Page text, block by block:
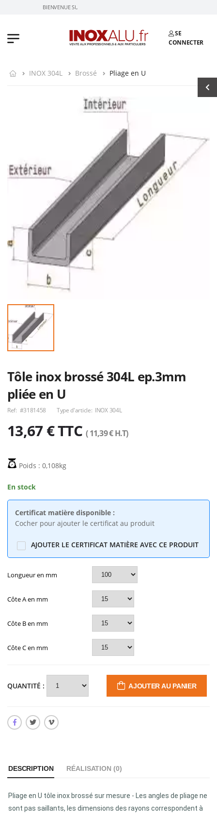
BIENVENUE SUR INOXALU.FR
SE
CONNECTER
INOX 304L Brossé Pliage en U
15 ALU6060
Rond 30 mm
16,10€
2000X1000X4/5,5
1TOLE
2,32€
1,82€
pliée en U
1,52€
Tôle inox brossé 304L ep.3mm
pliée en U
Ref: #3181458 Type d'article: INOX 304L
13,67 € TTC ( 11,39 € H.T)
Poids : 0,108kg
En stock
Certificat matière disponible :
Cocher pour ajouter le certificat au produit
AJOUTER LE CERTIFICAT MATIÈRE AVEC CE PRODUIT
QUANTITÉ : AJOUTER AU PANIER
DESCRIPTION RÉALISATION (0)
Pliage en U tôle inox brossé sur mesure - Les angles de pliage ne
sont pas saillants, les dimensions des rayons correspondent à